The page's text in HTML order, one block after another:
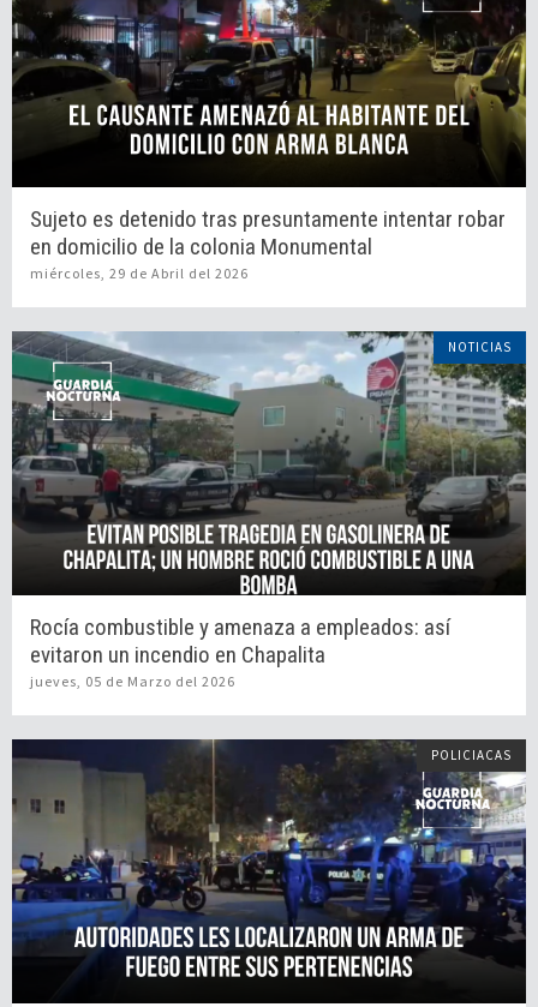
Sujeto es detenido tras presuntamente intentar robar
en domicilio de la colonia Monumental
miércoles, 29 de Abril del 2026
NOTICIAS
Rocía combustible y amenaza a empleados: así
evitaron un incendio en Chapalita
jueves, 05 de Marzo del 2026
POLICIACAS